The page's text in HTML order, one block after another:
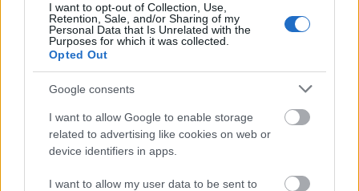
I want to opt-out of Collection, Use,
Retention, Sale, and/or Sharing of my
Personal Data that Is Unrelated with the
Purposes for which it was collected.
Opted Out
Google consents
I want to allow Google to enable storage
related to advertising like cookies on web or
device identifiers in apps.
I want to allow my user data to be sent to
végzett bonyolult instrukciónk (legyen hangos)
alapján." Mivel sikerült eltalálniuk a hangzást és
saját bevallásuk szerint elég termékenyek is, már
most megvan, hogy jövő júniusban mennek ki az
olasz stúdióba a következő lemezt felvenni -
"no nem
mert a magasabb napidíjat jobban ellensúlyozza a
közös munkatempó árleszorító hatása, szóval
olcsóbban kijövünk, mint ha itthon szarakodnánk."